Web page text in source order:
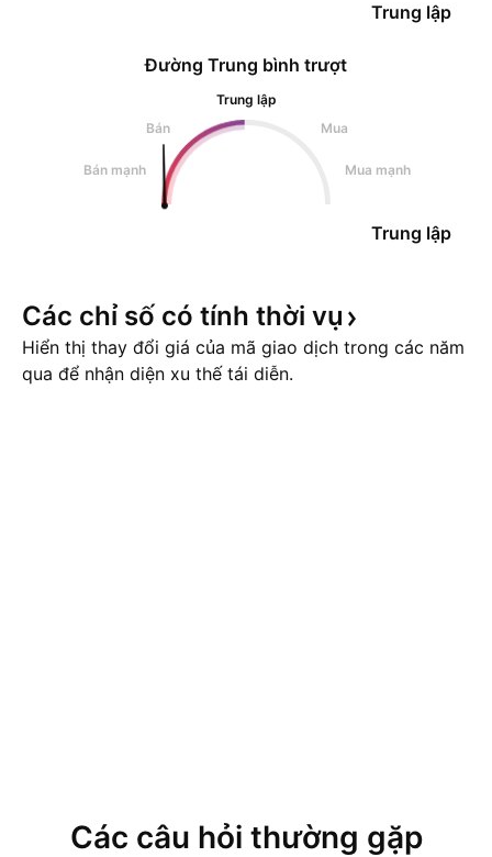
Trung lập
Đường Trung bình trượt
Trung lập
Bán
Mua
Bán mạnh Mua mạnh
Trung lập
Các chỉ số có tính thời vụ
Hiển thị thay đổi giá của mã giao dịch trong các năm
qua để nhận diện xu thế tái diễn.
Các câu hỏi thường gặp